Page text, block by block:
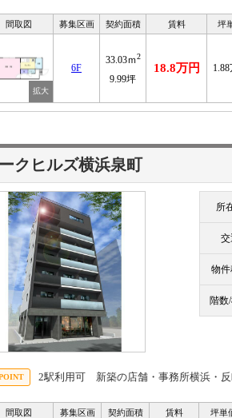
間取図 募集区画 契約面積 賃料 坪
6F
33.03ｍ2
9.99坪
18.8万円
クヒルズ横浜泉町
所
交
物件
階数
2駅利用可 新築の店舗・事務所横浜・
間取図 募集区画 契約面積 賃料 坪単